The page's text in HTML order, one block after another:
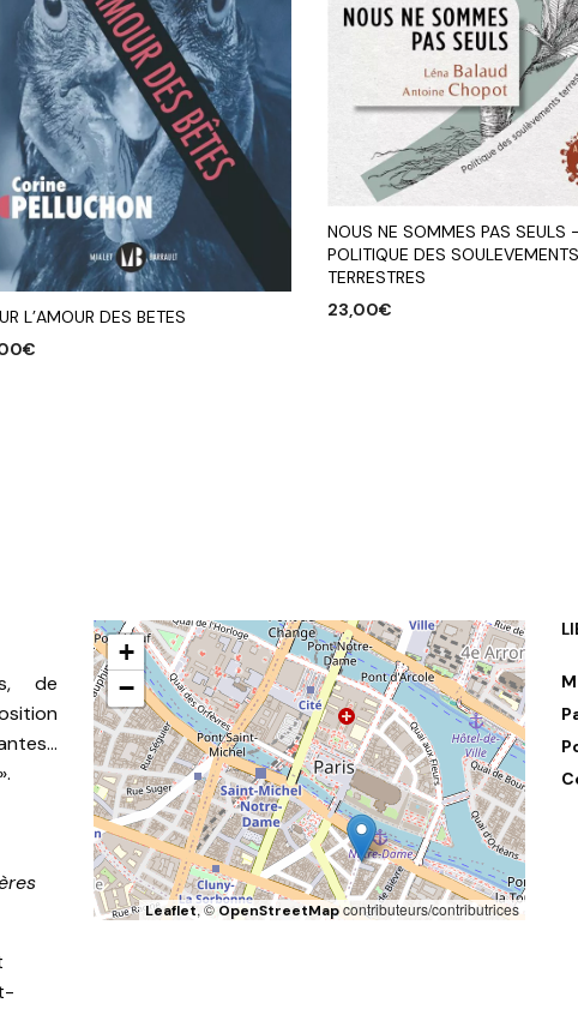
L’AMOUR DES BETES
€
NOUS NE SOMMES PAS SEULS
POLITIQUE DES SOULEVEMENTS
TERRESTRES
23,00€
de
+
−
Leaflet, ©OpenStreetMapcontributeurs/contributrices